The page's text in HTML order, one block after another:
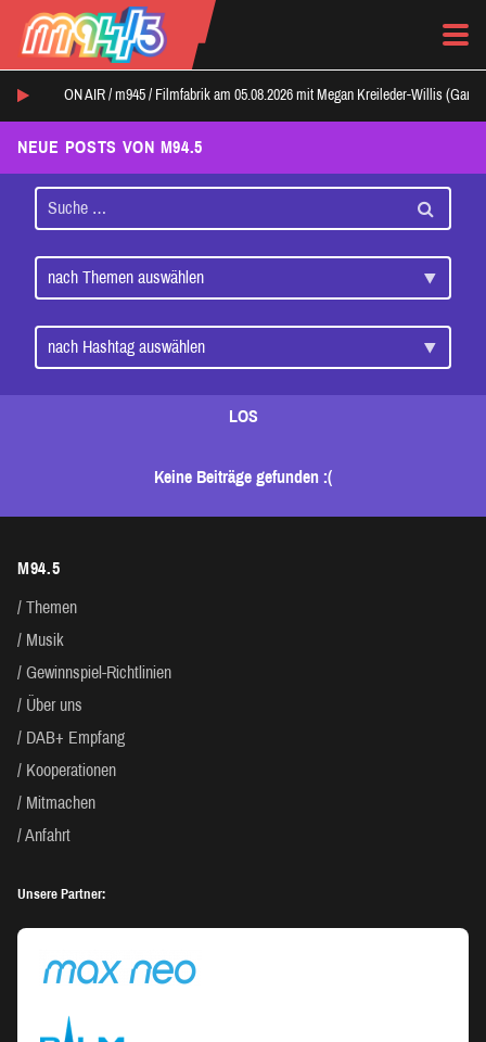
ON AIR / m945 / Filmfabrik am 05.08.2026 mit Megan Kreileder-Willis
NEUE POSTS VON M94.5
LOS
Keine Beiträge gefunden :(
M94.5
Themen
Musik
Gewinnspiel-Richtlinien
Über uns
DAB+ Empfang
Kooperationen
Mitmachen
Anfahrt
Unsere Partner: